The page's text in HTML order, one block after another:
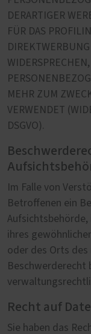
DERARTIGER
FÜR DAS
MEHR ZUM
VERWENDET
DSGVO).
Im Falle von
Betroffenen ein
ihres
oder des Orts des
Recht auf
Sie haben das